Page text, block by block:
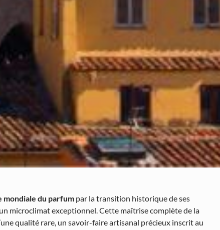
mondiale du parfum par la transition historique de ses
microclimat exceptionnel. Cette maîtrise complète de la
qualité rare, un savoir-faire artisanal précieux inscrit au